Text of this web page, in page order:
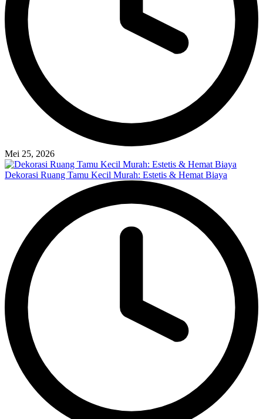
Mei 25, 2026
Dekorasi Ruang Tamu Kecil Murah: Estetis & Hemat Biaya